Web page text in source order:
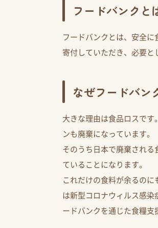
フードバンクと
フードバンクとは、安全
寄付していただき、必要と
なぜフードバン
大きな理由は食品ロスで
ンも廃棄になっています。
そのうち日本で廃棄され
ていることになります。
これだけの食料が余るの
は新型コロナウィルス感
ードバンクを通じた食糧支